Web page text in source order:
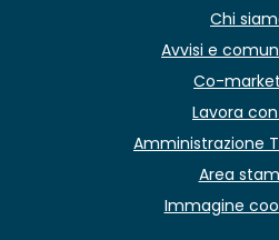
Chi
Avvisi e
Co-
Lavora
Amministrazione
Area
Immagine